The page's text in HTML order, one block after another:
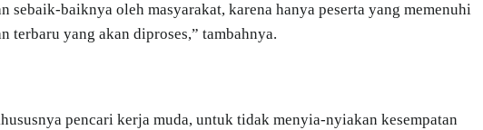
sebaik-baiknya oleh masyarakat, karena hanya peserta yang memenuhi
terbaru yang akan diproses,” tambahnya.
pencari kerja muda, untuk tidak menyia-nyiakan kesempatan